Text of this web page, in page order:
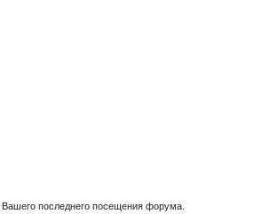
последнего посещения форума.